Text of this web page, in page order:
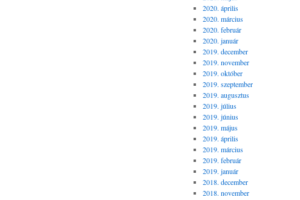
2020. április
2020. március
2020. február
2020. január
2019. december
2019. november
2019. október
2019. szeptember
2019. augusztus
2019. július
2019. június
2019. május
2019. április
2019. március
2019. február
2019. január
2018. december
2018. november